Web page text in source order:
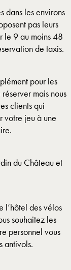
dans les environs
pas leurs
le 9 au moins 48
de taxis.
pour les
mais nous
clients qui
votre jeu à une
du Château et
l’hôtel des vélos
souhaitez les
personnel vous
antivols.